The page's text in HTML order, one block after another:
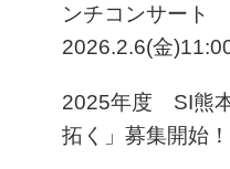
ンチコンサート
2026.2.6(金
2025年度 SI熊
拓く」募集開始！